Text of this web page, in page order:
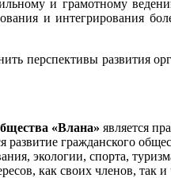
и грамотному
и интегрирования
развития
«Влана» является
гражданского
экологии, спорта,
как своих членов, так и